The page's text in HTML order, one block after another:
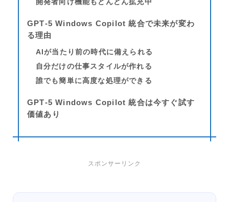
開発者向け機能もどんどん拡充中
GPT‑5 Windows Copilot 統合で未来が変わ
る理由
AIが当たり前の時代に備えられる
自分だけの仕事スタイルが作れる
誰でも簡単に高度な処理ができる
GPT‑5 Windows Copilot 統合は今すぐ試す
価値あり
スポンサーリンク